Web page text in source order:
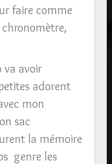
faire comme
va avoir
adorent
mon
sac
la mémoire
genre les